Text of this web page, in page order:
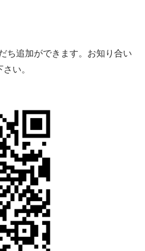
ち追加ができます。お知り合い
い。